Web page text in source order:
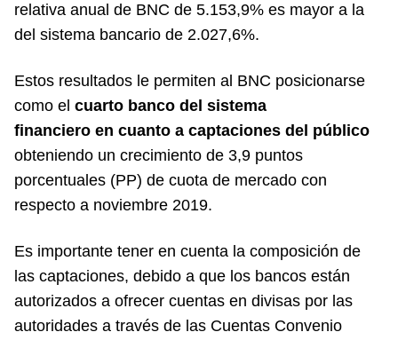
relativa anual de BNC de 5.153,9% es mayor a la
del sistema bancario de 2.027,6%.
Estos resultados le permiten al BNC posicionarse
como el cuarto banco del sistema
financiero en cuanto a captaciones del público
obteniendo un crecimiento de 3,9 puntos
porcentuales (PP) de cuota de mercado con
respecto a noviembre 2019.
Es importante tener en cuenta la composición de
las captaciones, debido a que los bancos están
autorizados a ofrecer cuentas en divisas por las
autoridades a través de las Cuentas Convenio